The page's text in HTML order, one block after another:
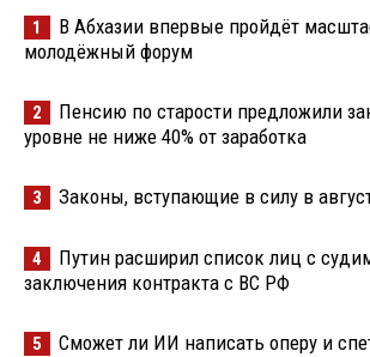
1
В Абхазии впервые пройдёт
молодёжный форум
2
Пенсию по старости предложили
уровне не ниже 40% от заработка
3 Законы, вступающие в силу в
4
Путин расширил список лиц с
заключения контракта с ВС РФ
5 Сможет ли ИИ написать оперу и